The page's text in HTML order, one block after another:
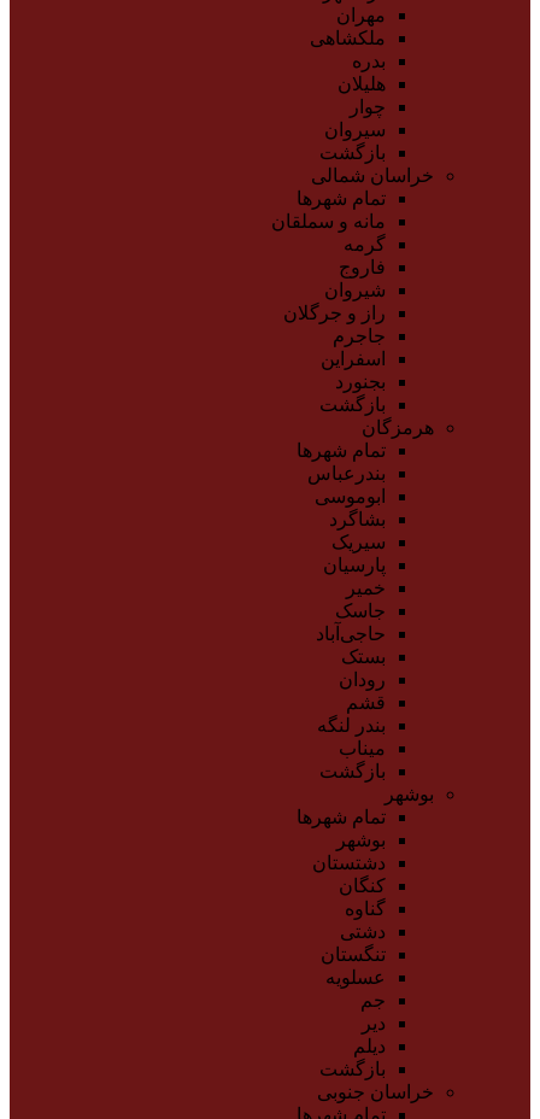
مهران
ملکشاهی
بدره
هلیلان
چوار
سیروان
بازگشت
خراسان شمالی
تمام شهر‌ها
مانه و سملقان
گرمه
فاروج
شیروان
راز و جرگلان
جاجرم
اسفراین
بجنورد
بازگشت
هرمزگان
تمام شهر‌ها
بندرعباس
ابوموسی
بشاگرد
سیریک
پارسیان
خمیر
جاسک
حاجی‌آباد
بستک
رودان
قشم
بندر لنگه
میناب
بازگشت
بوشهر
تمام شهر‌ها
بوشهر
دشتستان
کنگان
گناوه
دشتی
تنگستان
عسلویه
جم
دیر
دیلم
بازگشت
خراسان جنوبی
تمام شهر‌ها